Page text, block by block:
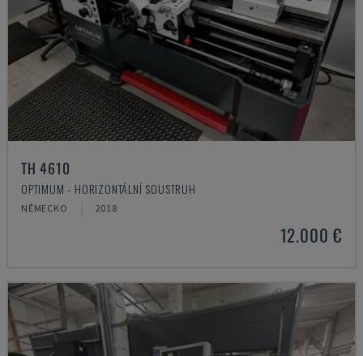
TH 4610
OPTIMUM - HORIZONTÁLNÍ SOUSTRUH
NĚMECKO 2018
12.000 €